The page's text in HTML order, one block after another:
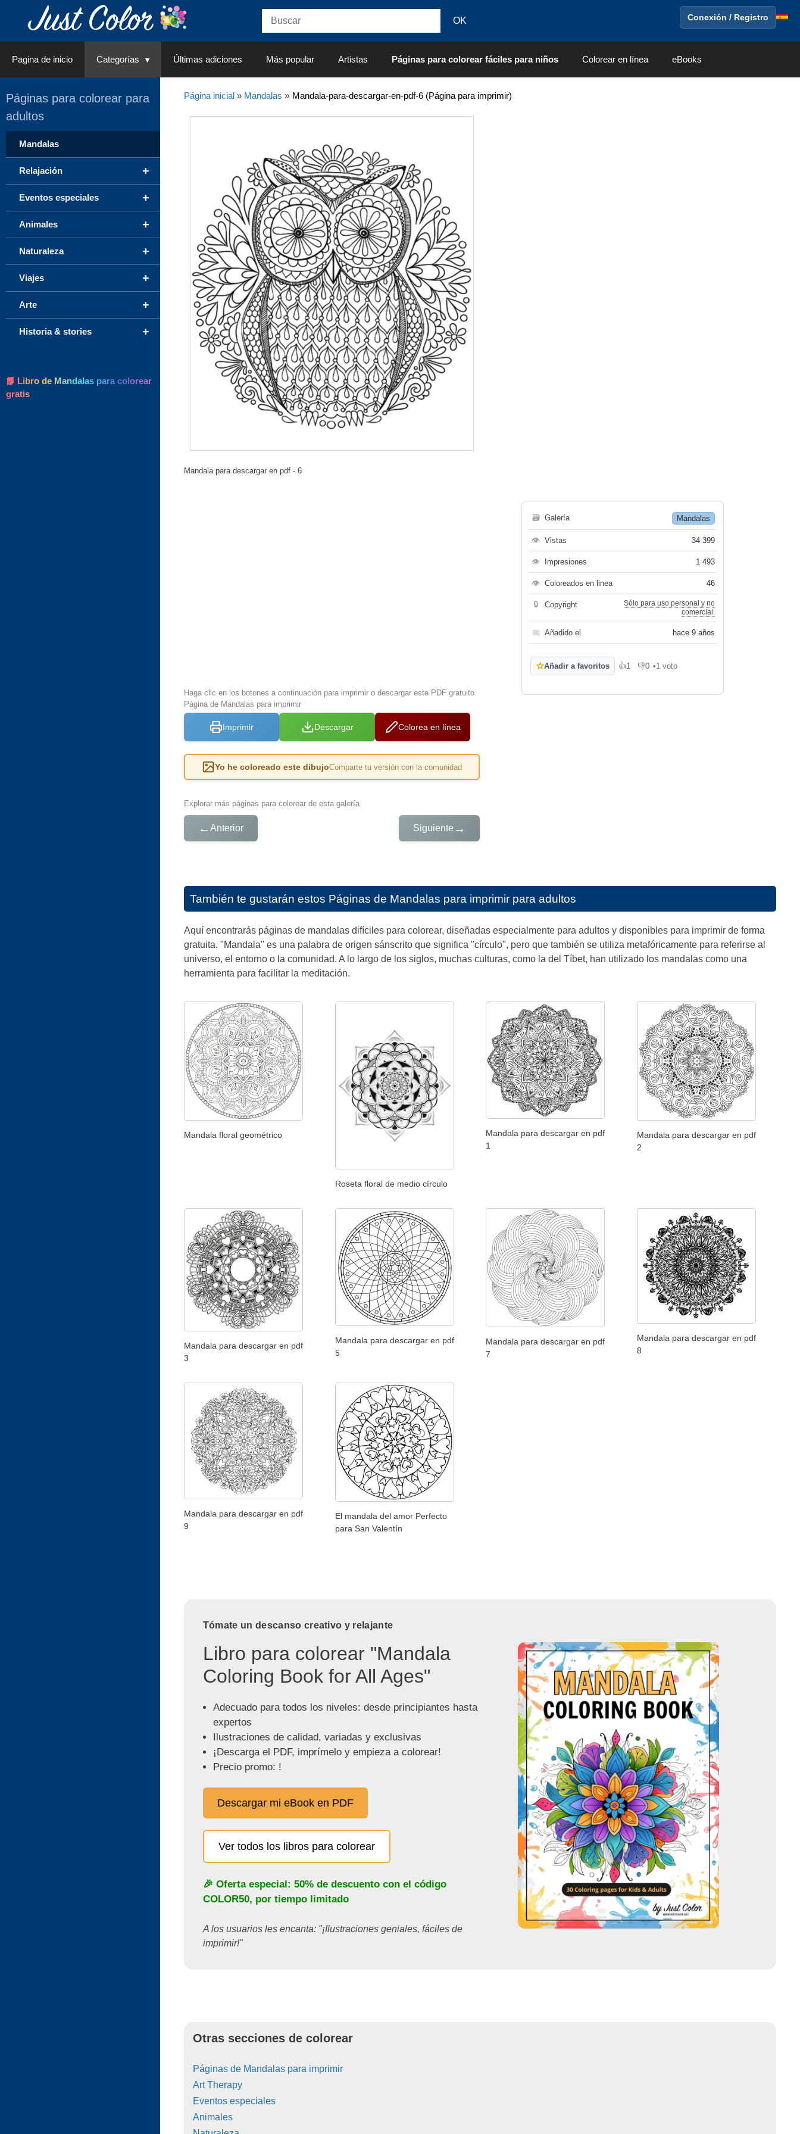
Conexión / Registro
Pagina de inicio Categorías Últimas adiciones Más popular Artistas Páginas para colorear fáciles para niños Colorear en línea eBooks
Página inicial» Mandalas » Mandala-para-descargar-en-pdf-6 (Página para imprimir)
Mandala para descargar en pdf - 6
Haga clic en los botones a continuación para imprimir o descargar este PDF gratuito
Página de Mandalas para imprimir
Imprimir Descargar Colorea en línea
Yo he coloreado este dibujoComparte tu versión con la comunidad
Explorar más páginas para colorear de esta galería
← Anterior Siguiente →
🗃 Galería Mandalas
👁 Vistas 34 399
👁 Impresiones 1 493
👁 Coloreados en linea 46
🔒 Copyright
Sólo para uso personal y no
comercial.
📅 Añadido el hace 9 años
☆Añadir a favoritos 👍1
Me gusta
👎0
No me gusta
•1 voto
También te gustarán estos Páginas de Mandalas para imprimir para adultos
Aquí encontrarás páginas de mandalas difíciles para colorear, diseñadas especialmente para adultos y disponibles para imprimir de forma
gratuita. "Mandala" es una palabra de origen sánscrito que significa "círculo", pero que también se utiliza metafóricamente para referirse al
universo, el entorno o la comunidad. A lo largo de los siglos, muchas culturas, como la del Tíbet, han utilizado los mandalas como una
herramienta para facilitar la meditación.
Mandala floral geométrico
Roseta floral de medio círculo
Mandala para descargar en pdf
1
Mandala para descargar en pdf
2
Mandala para descargar en pdf
3
Mandala para descargar en pdf
5
Mandala para descargar en pdf
7
Mandala para descargar en pdf
8
Mandala para descargar en pdf
9
El mandala del amor Perfecto
para San Valentín
Tómate un descanso creativo y relajante
Libro para colorear "Mandala
Coloring Book for All Ages"
Adecuado para todos los niveles: desde principiantes hasta
expertos
Ilustraciones de calidad, variadas y exclusivas
¡Descarga el PDF, imprímelo y empieza a colorear!
Precio promo: !
Descargar mi eBook en PDF
Ver todos los libros para colorear
🎉 Oferta especial: 50% de descuento con el código
COLOR50, por tiempo limitado
A los usuarios les encanta: "¡Ilustraciones geniales, fáciles de
imprimir!"
Otras secciones de colorear
Páginas de Mandalas para imprimir
Art Therapy
Eventos especiales
Animales
Páginas para colorear para
adultos
Mandalas
+
Relajación
+
Eventos especiales
+
Animales
+
Naturaleza
+
Viajes
+
Arte
+
Historia & stories
📘 Libro de Mandalas para colorear
gratis